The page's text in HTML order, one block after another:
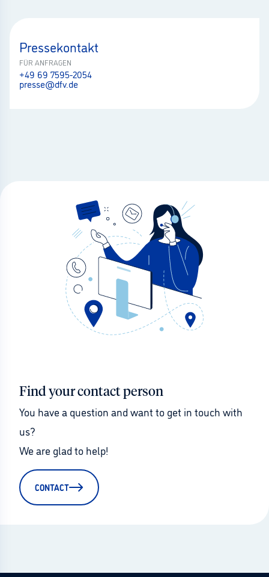
Pressekontakt
FÜR ANFRAGEN
+49 69 7595-2054
presse@dfv.de
Find your contact person
You have a question and want to get in touch with
us?
We are glad to help!
CONTACT